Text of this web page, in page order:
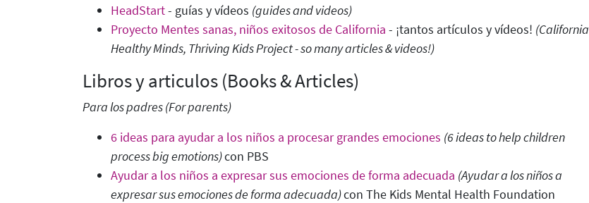
HeadStart- guías y vídeos (guides and videos)
Proyecto Mentes sanas, niños exitosos de California - ¡tantos artículos y vídeos! (California
Healthy Minds, Thriving Kids Project - so many articles & videos!)
Libros y articulos (Books & Articles)
Para los padres(For parents)
6 ideas para ayudar a los niños a procesar grandes emociones (6 ideas to help children
process big emotions)con PBS
Ayudar a los niños a expresar sus emociones de forma adecuada (Ayudar a los niños a
expresar sus emociones de forma adecuada)con The Kids Mental Health Foundation